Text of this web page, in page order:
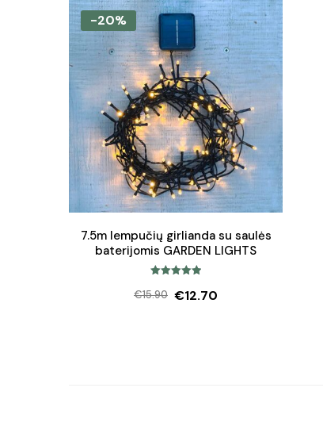
-20%
7.5m lempučių girlianda su saulės
baterijomis GARDEN LIGHTS
5.00 iš 5
€15.90
Original
€12.70
Current